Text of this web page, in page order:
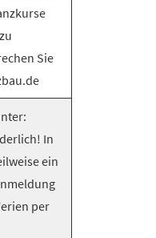
Sie
In
ein
per